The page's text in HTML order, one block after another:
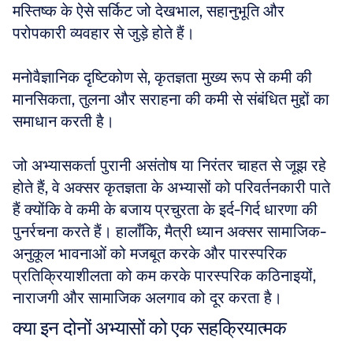
मस्तिष्क के ऐसे सर्किट जो देखभाल, सहानुभूति और
परोपकारी व्यवहार से जुड़े होते हैं।
मनोवैज्ञानिक दृष्टिकोण से, कृतज्ञता मुख्य रूप से कमी की
मानसिकता, तुलना और सराहना की कमी से संबंधित मुद्दों का
समाधान करती है।
जो अभ्यासकर्ता पुरानी असंतोष या निरंतर चाहत से जूझ रहे
होते हैं, वे अक्सर कृतज्ञता के अभ्यासों को परिवर्तनकारी पाते
हैं क्योंकि वे कमी के बजाय प्रचुरता के इर्द-गिर्द धारणा की
पुनर्रचना करते हैं। हालाँकि, मैत्री ध्यान अक्सर सामाजिक-
अनुकूल भावनाओं को मजबूत करके और पारस्परिक
प्रतिक्रियाशीलता को कम करके पारस्परिक कठिनाइयों,
नाराजगी और सामाजिक अलगाव को दूर करता है।
क्या इन दोनों अभ्यासों को एक सहक्रियात्मक